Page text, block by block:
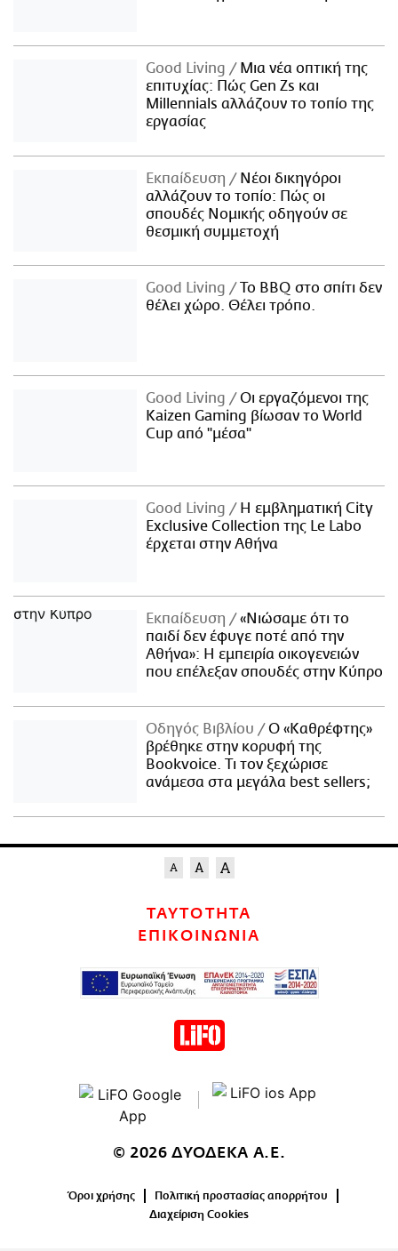
Good Living
Μια νέα οπτική της
επιτυχίας: Πώς Gen Zs και
Millennials αλλάζουν το τοπίο της
εργασίας
Εκπαίδευση
Νέοι δικηγόροι
αλλάζουν το τοπίο: Πώς οι
σπουδές Νομικής οδηγούν σε
θεσμική συμμετοχή
Good Living
Το BBQ στο σπίτι δεν
θέλει χώρο. Θέλει τρόπο.
Good Living
Οι εργαζόμενοι της
Kaizen Gaming βίωσαν το World
Cup από "μέσα"
Good Living
Η εμβληματική City
Exclusive Collection της Le Labo
έρχεται στην Αθήνα
Εκπαίδευση
«Νιώσαμε ότι το
παιδί δεν έφυγε ποτέ από την
Αθήνα»: Η εμπειρία οικογενειών
που επέλεξαν σπουδές στην Κύπρο
Οδηγός Βιβλίου
Ο «Καθρέφτης»
βρέθηκε στην κορυφή της
Bookvoice. Τι τον ξεχώρισε
ανάμεσα στα μεγάλα best sellers;
ΤΑΥΤΟΤΗΤΑ
ΕΠΙΚΟΙΝΩΝΙΑ
© 2026 ΔΥΟΔΕΚΑ Α.Ε.
Όροι χρήσης
Πολιτική προστασίας απορρήτου
Διαχείριση Cookies